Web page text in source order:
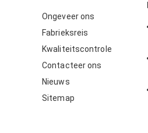
Ongeveer ons
Fabrieksreis
Kwaliteitscontrole
Contacteer ons
Nieuws
Sitemap